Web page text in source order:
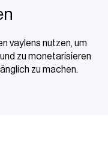
vaylens nutzen, um
zu monetarisieren
zu machen.